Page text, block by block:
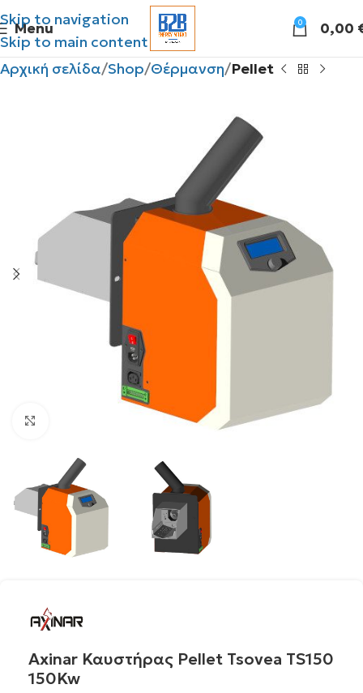
Skip to navigation
Skip to main content
Menu 0 0,00
Αρχική σελίδα Shop Θέρμανση Pellet
Axinar Καυστήρας Pellet Tsovea TS150
150Kw